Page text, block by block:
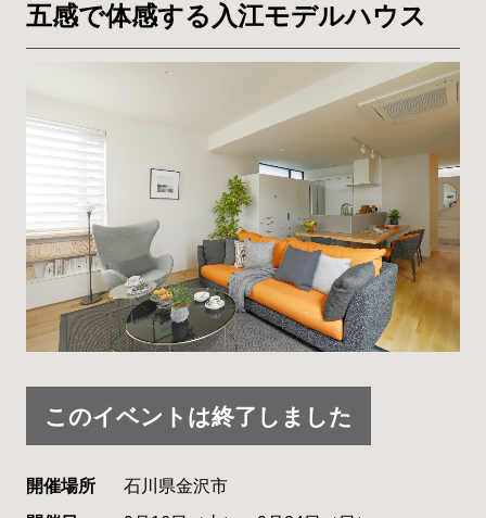
五感で体感する入江モデルハウス
このイベントは終了しました
開催場所
石川県金沢市